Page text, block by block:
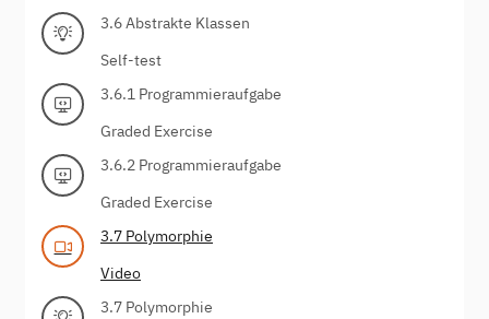
3.6 Abstrakte Klassen
Self-test
3.6.1 Programmieraufgabe
Graded Exercise
3.6.2 Programmieraufgabe
Graded Exercise
3.7 Polymorphie
Video
3.7 Polymorphie